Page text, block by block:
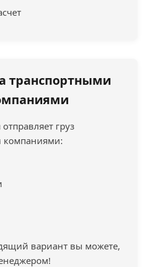
транспортными
груз
компаниями:
вариант вы можете,